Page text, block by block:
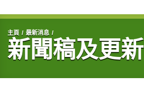
開始主要內容
主頁 最新消息
新聞稿及更新